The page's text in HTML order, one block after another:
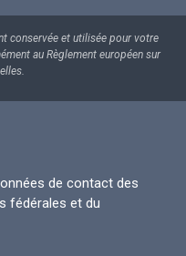
conservée et utilisée pour votre
au Règlement européen sur
de contact des
fédérales et du